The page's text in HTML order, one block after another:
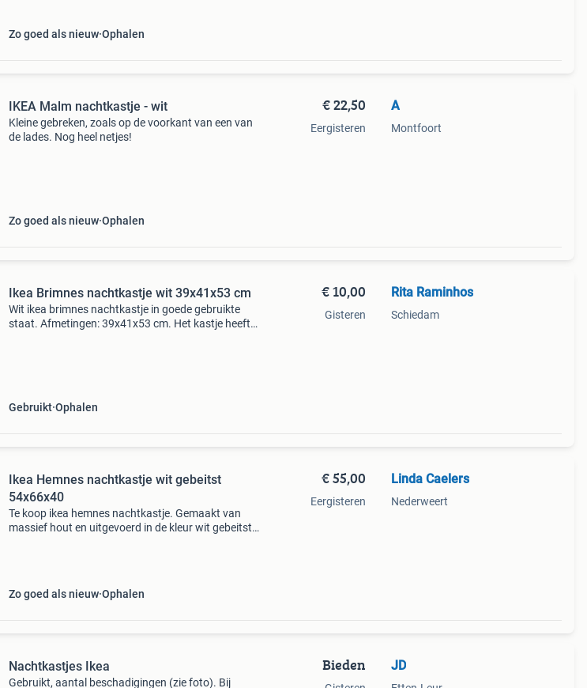
Zo goed als nieuw Ophalen
IKEA Malm nachtkastje - wit
Kleine gebreken, zoals op de voorkant van een van
de lades. Nog heel netjes!
Zo goed als nieuw Ophalen
€ 22,50
Eergisteren
A
Montfoort
Ikea Brimnes nachtkastje wit 39x41x53 cm
Wit ikea brimnes nachtkastje in goede gebruikte
staat. Afmetingen: 39x41x53 cm. Het kastje heeft
Gebruikt Ophalen
€ 10,00
Gisteren
Rita Raminhos
Schiedam
Ikea Hemnes nachtkastje wit gebeitst
54x66x40
Te koop ikea hemnes nachtkastje. Gemaakt van
massief hout en uitgevoerd in de kleur wit gebeitst,
Zo goed als nieuw Ophalen
€ 55,00
Eergisteren
Linda Caelers
Nederweert
Nachtkastjes Ikea
Gebruikt, aantal beschadigingen (zie foto). Bij
Bieden JD